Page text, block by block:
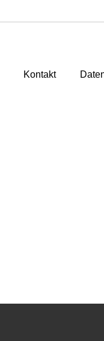
Kontakt